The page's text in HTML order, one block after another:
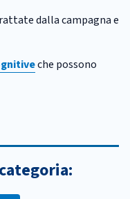
dalla campagna e
che possono